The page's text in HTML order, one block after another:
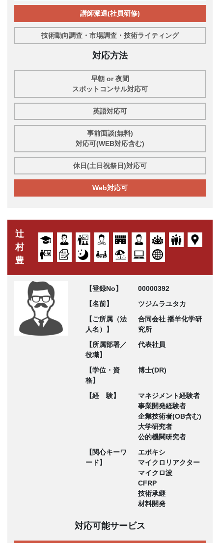
講師派遣(社員研修)
技術動向調査・市場調査・技術ライティング
対応方法
早朝 or 夜間
スポットコンサル対応可
英語対応可
事前面談(無料)
対応可(WEB対応含む)
休日(土日祝祭日)対応可
Web対応可
辻
村
豊
【登録No】
00000392
【名前】
ツジムラユタカ
【ご所属（法
人名）】
合同会社 播羊化学研
究所
【所属部署／
役職】
代表社員
【学位・資
格】
博士(DR)
【経 験】
マネジメント経験者
事業開発経験者
企業技術者(OB含む)
大学研究者
公的機関研究者
【関心キーワ
ード】
エポキシ
マイクロリアクター
マイクロ波
CFRP
技術承継
材料開発
対応可能サービス